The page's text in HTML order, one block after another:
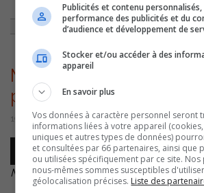
LAJEUNESSE – COMITÉ DU PATRIMOINE –
Martin Lajeunesse –
patrimoine – 20230119
19 janvier 2023 | Par Sylvain Rochon
Lecteur
audio
00:00
Martin Lajeunesse – Comité du
Publicités et contenu
performance des publicités et du
d’audience et développement de
Stocker et/ou accéder à des
appareil
En savoir plus
Vos données à caractère personnel seront
informations liées à votre appareil
uniques et autres types de données)
et consultées par 66 partenaires, ainsi que
ou utilisées spécifiquement par ce site.
nous-mêmes sommes susceptibles
géolocalisation précises. Liste des